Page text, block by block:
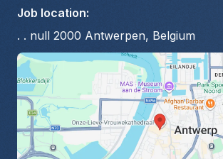
Job location:
. . null 2000 Antwerpen, Belgium